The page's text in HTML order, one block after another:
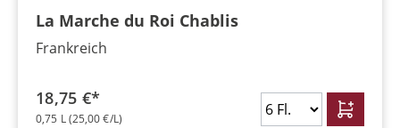
La Marche du Roi Chablis
Frankreich
18,75 €*
0,75 L(25,00 €/L)